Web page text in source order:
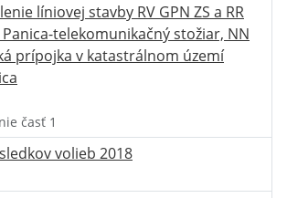
líniovej stavby RV GPN ZS a RR
telekomunikačný stožiar, NN
prípojka v katastrálnom území
časť 1
volieb 2018